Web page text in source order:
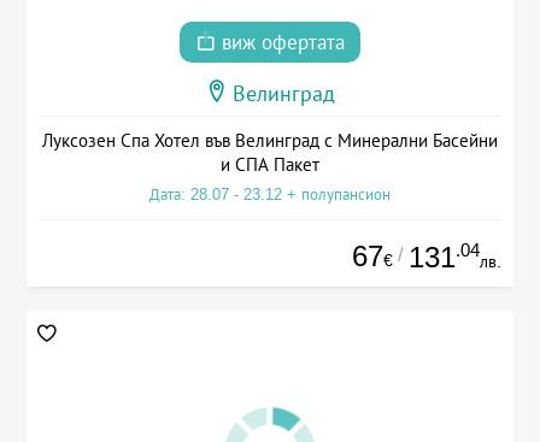
виж офертата
Велинград
Луксозен Спа Хотел във Велинград с Минерални Басейни
и СПА Пакет
Дата: 28.07 - 23.12 + полупансион
67€ / 131.04
лв.